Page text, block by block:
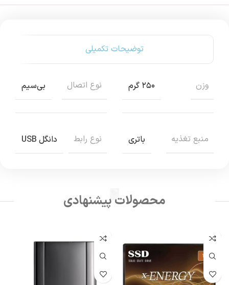
توضیحات تکمیلی
وزن ۲۵۰ گرم نوع اتصال بی‌سیم
منبع تغذیه باتری نوع رابط دانگل USB
محصولات پیشنهادی